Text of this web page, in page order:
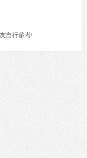
自行參考!